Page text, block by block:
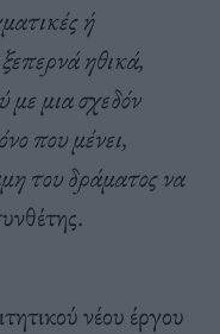
ή
ηθικά,
με μια σχεδόν
που μένει,
του δράματος να
νέου έργου